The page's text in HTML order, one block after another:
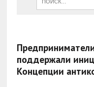
поддержали
Концепции